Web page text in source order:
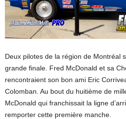
Deux pilotes de la région de Montréal
grande finale. Fred McDonald et sa
rencontraient son bon ami Eric
Colomban. Au bout du huitième de
McDonald qui franchissait la ligne
remporter cette première manche.